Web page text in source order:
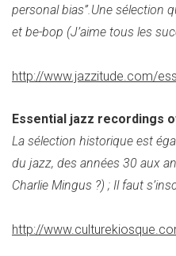
personal bias”.Une sélection
et be-bop (J’aime tous les
http://www.jazzitude.com/
Essential jazz recordings
La sélection historique est
du jazz, des années 30 aux
Charlie Mingus ?) ; Il faut
http://